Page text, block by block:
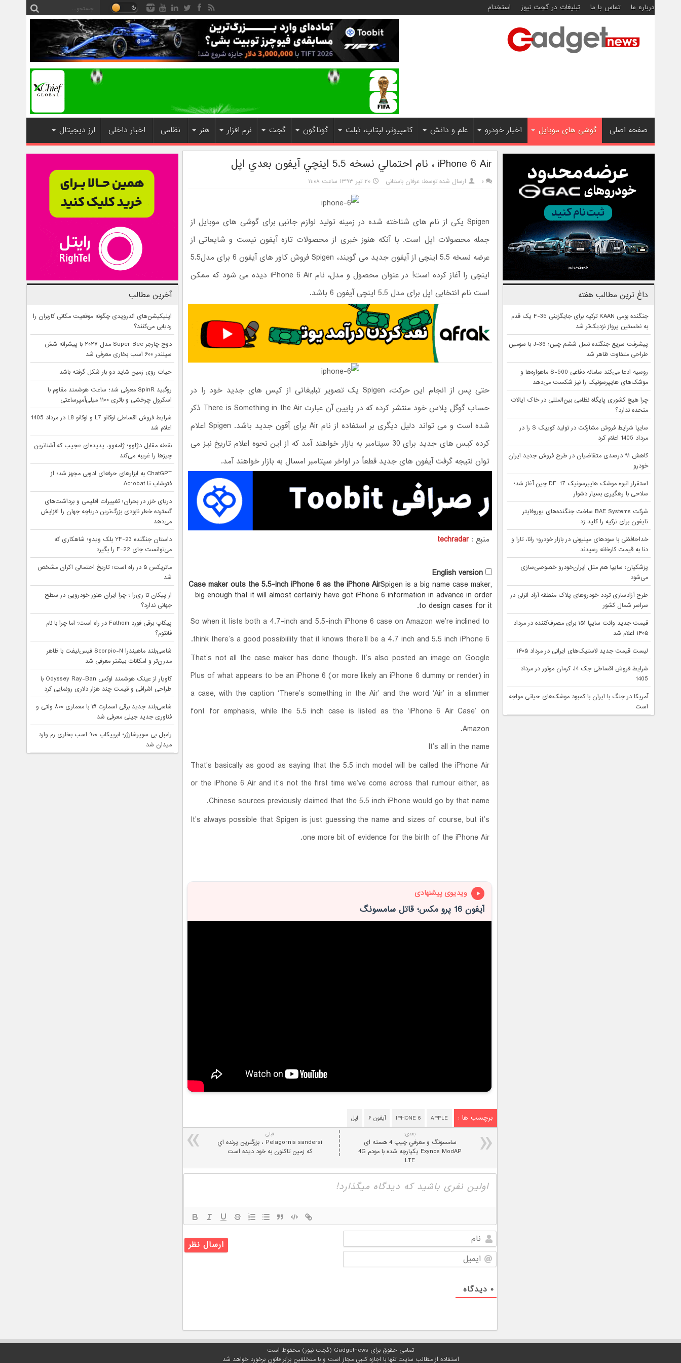
درباره ما تماس با ما تبلیغات در گجت نیوز استخدام
صفحه اصلی گوشی های موبایل اخبار خودرو علم و دانش کامپیوتر، لپتاپ، تبلت گوناگون گجت نرم افزار هنر نظامی اخبار داخلی ارز دیجیتال
iPhone 6 Air ، نام احتمالي نسخه 5.5 اينچي آيفون بعدي اپل
۰ ارسال شده توسط: عرفان باستانی ۲۰ تیر ۱۳۹۳ ساعت ۱۱:۰۸
Spigen یکی از نام های شناخته شده در زمینه تولید لوازم جانبی برای گوشی های موبایل از
جمله محصولات اپل است. با آنکه هنوز خبری از محصولات تازه آیفون نیست و شایعاتی از
عرضه نسخه 5.5 اینچی از آیفون جدید می گویند، Spigen فروش کاور های آیفون 6 برای مدل5.5
اینچی را آغاز کرده است! در عنوان محصول و مدل، نام iPhone 6 Air دیده می شود که ممکن
است نام انتخابی اپل برای مدل 5.5 اینچی آیفون 6 باشد.
حتی پس از انجام این حرکت، Spigen یک تصویر تبلیغاتی از کیس های جدید خود را در
حساب گوگل پلاس خود منتشر کرده که در پایین آن عبارت There is Something in the Air ذکر
شده است و می تواند دلیل دیگری بر استفاده از نام Air برای آِفون جدید باشد. Spigen اعلام
کرده کیس های جدید برای 30 سپتامبر به بازار خواهند آمد که از این نحوه اعلام تاریخ نیز می
توان نتیجه گرفت آیفون های جدید قطعاً در اواخر سپتامبر امسال به بازار خواهند آمد.
منبع :techradar
English version
Case maker outs the 5.5-inch iPhone 6 as the iPhone AirSpigen is a big name case maker,
big enough that it will almost certainly have got iPhone 6 information in advance in order
to design cases for it.
So when it lists both a 4.7-inch and 5.5-inch iPhone 6 case on Amazon we’re inclined to
think there’s a good possibiility that it knows there’ll be a 4.7 inch and 5.5 inch iPhone 6.
That’s not all the case maker has done though. It’s also posted an image on Google
Plus of what appears to be an iPhone 6 (or more likely an iPhone 6 dummy or render) in
a case, with the caption ‘There’s something in the Air’ and the word ‘Air’ in a slimmer
font for emphasis, while the 5.5 inch case is listed as the ‘iPhone 6 Air Case’ on
Amazon.
It’s all in the name
That’s basically as good as saying that the 5.5 inch model will be called the iPhone Air
or the iPhone 6 Air and it’s not the first time we’ve come across that rumour either, as
Chinese sources previously claimed that the 5.5 inch iPhone would go by that name.
It’s always possible that Spigen is just guessing the name and sizes of course, but it’s
one more bit of evidence for the birth of the iPhone Air.
ویدیوی پیشنهادی
آیفون 16 پرو مکس؛ قاتل سامسونگ
برچسب ها : APPLE
IPHONE 6 آیفون ۶ اپل
قبلی
Pelagornis sandersi ، بزرگترين پرنده اي
که زمين تاکنون به خود ديده است
بعدی:
سامسونگ و معرفي چیپ 4 هسته ای
Exynos ModAP یکپارچه شده با مودم 4G
LTE
نام
ایمیل
۰ دیدگاه
داغ ترین مطالب هفته
جنگنده بومی KAAN ترکیه برای جایگزینی F-35 یک قدم
به نخستین پرواز نزدیک‌تر شد
پیشرفت سریع جنگنده نسل ششم چین؛ J-36 با سومین
طراحی متفاوت ظاهر شد
روسیه ادعا می‌کند سامانه دفاعی S-500 ماهواره‌ها و
موشک‌های هایپرسونیک را نیز شکست می‌دهد
چرا هیچ کشوری پایگاه نظامی بین‌المللی در خاک ایالات
متحده ندارد؟
سایپا شرایط فروش مشارکت در تولید کوییک S را در
مرداد 1405 اعلام کرد
کاهش ۹۱ درصدی متقاضیان در طرح فروش جدید ایران
خودرو
استقرار انبوه موشک هایپرسونیک DF-17 چین آغاز شد؛
سلاحی با رهگیری بسیار دشوار
شرکت BAE Systems ساخت جنگنده‌های یوروفایتر
تایفون برای ترکیه را کلید زد
خداحافظی با سودهای میلیونی در بازار خودرو؛ رانا، تارا و
دنا به قیمت کارخانه رسیدند
پزشکیان: سایپا هم مثل ایران‌خودرو خصوصی‌سازی
می‌شود
طرح آزادسازی تردد خودروهای پلاک منطقه آزاد انزلی در
سراسر شمال کشور
قیمت جدید وانت سایپا ۱۵۱ برای مصرف‌کننده در مرداد
۱۴۰۵ اعلام شد
لیست قیمت جدید لاستیک‌های ایرانی در مرداد ۱۴۰۵
شرایط فروش اقساطی جک J4 کرمان موتور در مرداد
1405
آمریکا در جنگ با ایران با کمبود موشک‌های حیاتی مواجه
است
آخرین مطالب
اپلیکیشن‌های اندرویدی چگونه موقعیت مکانی کاربران را
ردیابی می‌کنند؟
دوج چارجر Super Bee مدل ۲۰۲۷ با پیشرانه شش
سیلندر ۶۰۰ اسب بخاری معرفی شد
حیات روی زمین شاید دو بار شکل گرفته باشد
روگبید SpinR معرفی شد؛ ساعت هوشمند مقاوم با
اسکرول چرخشی و باتری ۱۱۰۰ میلی‌آمپرساعتی
شرایط فروش اقساطی لوکانو L7 و لوکانو L8 در مرداد 1405
اعلام شد
نقطه مقابل دژاوو؛ ژامه‌وو، پدیده‌ای عجیب که آشناترین
چیزها را غریبه می‌کند
ChatGPT به ابزارهای حرفه‌ای ادوبی مجهز شد؛ از
فتوشاپ تا Acrobat
دریای خزر در بحران؛ تغییرات اقلیمی و برداشت‌های
گسترده خطر نابودی بزرگ‌ترین دریاچه جهان را افزایش
می‌دهد
داستان جنگنده YF-23 بلک ویدو؛ شاهکاری که
می‌توانست جای F-22 را بگیرد
ماتریکس ۵ در راه است؛ تاریخ احتمالی اکران مشخص
شد
از پیکان تا ری‌را ؛ چرا ایران هنوز خودرویی در سطح
جهانی ندارد؟
پیکاپ برقی فورد Fathom در راه است؛ اما چرا با نام
فانتوم؟
شاسی‌بلند ماهیندرا Scorpio-N فیس‌لیفت با ظاهر
مدرن‌تر و امکانات بیشتر معرفی شد
کاویار از عینک هوشمند لوکس Odyssey Ray-Ban با
طراحی اشرافی و قیمت چند هزار دلاری رونمایی کرد
شاسی‌بلند جدید برقی اسمارت #۱ با معماری ۸۰۰ ولتی و
فناوری جدید جیلی معرفی شد
رامبل بی سوپرشارژر؛ ابرپیکاپ ۹۰۰ اسب بخاری رم وارد
میدان شد
تمامی حقوق برای Gadgetnews (گجت نیوز) محفوظ است
استفاده از مطالب سایت تنها با اجازه کتبی مجاز است و با متخلفین برابر قانون برخورد خواهد شد